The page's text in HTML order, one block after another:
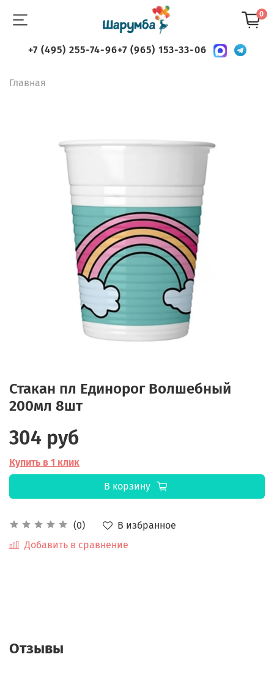
0
+7 (495) 255-74-96+7 (965) 153-33-06
Главная
Стакан пл Единорог Волшебный
200мл 8шт
(0)
В избранное
Добавить в сравнение
304 руб
Купить в 1 клик
В корзину
Отзывы